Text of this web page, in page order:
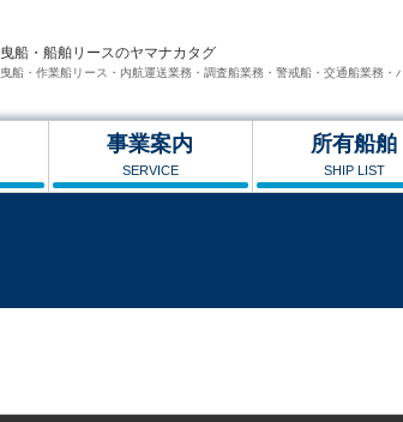
曳船・船舶リースのヤマナカタグ
曳船・作業船リース・内航運送業務・調査船業務・警戒船・交通船業務・
事業案内
SERVICE
所有船舶
SHIP LIST